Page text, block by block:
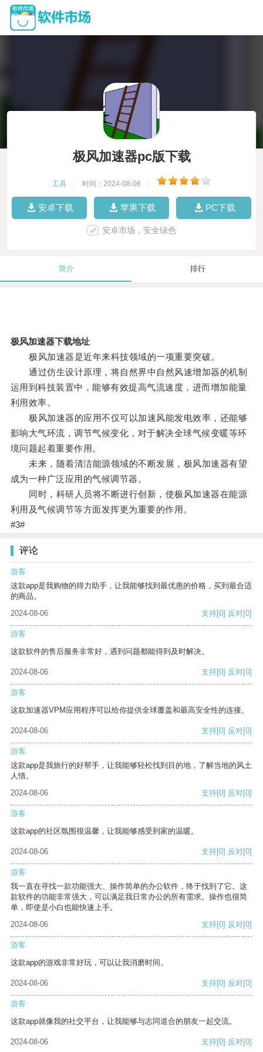
极风加速器pc版下载
工具 时间：2024-08-06
安卓下载 苹果下载 PC下载
安卓市场，安全绿色
简介 排行
极风加速器下载地址
极风加速器是近年来科技领域的一项重要突破。
通过仿生设计原理，将自然界中自然风速增加器的机制
运用到科技装置中，能够有效提高气流速度，进而增加能量
利用效率。
极风加速器的应用不仅可以加速风能发电效率，还能够
影响大气环流，调节气候变化，对于解决全球气候变暖等环
境问题起着重要作用。
未来，随着清洁能源领域的不断发展，极风加速器有望
成为一种广泛应用的气候调节器。
同时，科研人员将不断进行创新，使极风加速器在能源
利用及气候调节等方面发挥更为重要的作用。
#3#
评论
游客
这款app是我购物的得力助手，让我能够找到最优惠的价格，买到最合适
的商品。
2024-08-06
支持[0] 反对[0]
游客
这款软件的售后服务非常好，遇到问题都能得到及时解决。
2024-08-06 支持[0] 反对[0]
游客
这款加速器VPM应用程序可以给你提供全球覆盖和最高安全性的连接。
2024-08-06 支持[0] 反对[0]
游客
这款app是我旅行的好帮手，让我能够轻松找到目的地，了解当地的风土
人情。
2024-08-06
支持[0] 反对[0]
游客
这款app的社区氛围很温馨，让我能够感受到家的温暖。
2024-08-06 支持[0] 反对[0]
游客
我一直在寻找一款功能强大、操作简单的办公软件，终于找到了它。这
款软件的功能非常强大，可以满足我日常办公的所有需求。操作也很简
单，即使是小白也能快速上手。
2024-08-06
支持[0] 反对[0]
游客
这款app的游戏非常好玩，可以让我消磨时间。
2024-08-06 支持[0] 反对[0]
游客
这款app就像我的社交平台，让我能够与志同道合的朋友一起交流。
2024-08-06 支持[0] 反对[0]